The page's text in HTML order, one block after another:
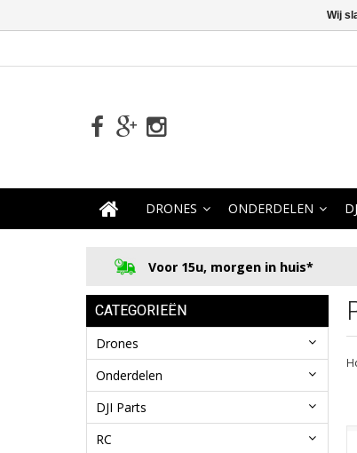
DRONES ONDERDELEN
Voor 15u, morgen in huis*
CATEGORIEËN
Drones
Onderdelen
DJI Parts
RC
Wij